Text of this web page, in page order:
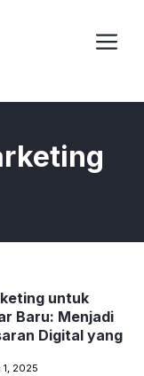
untuk
Baru: Menjadi
Digital yang
1, 2025